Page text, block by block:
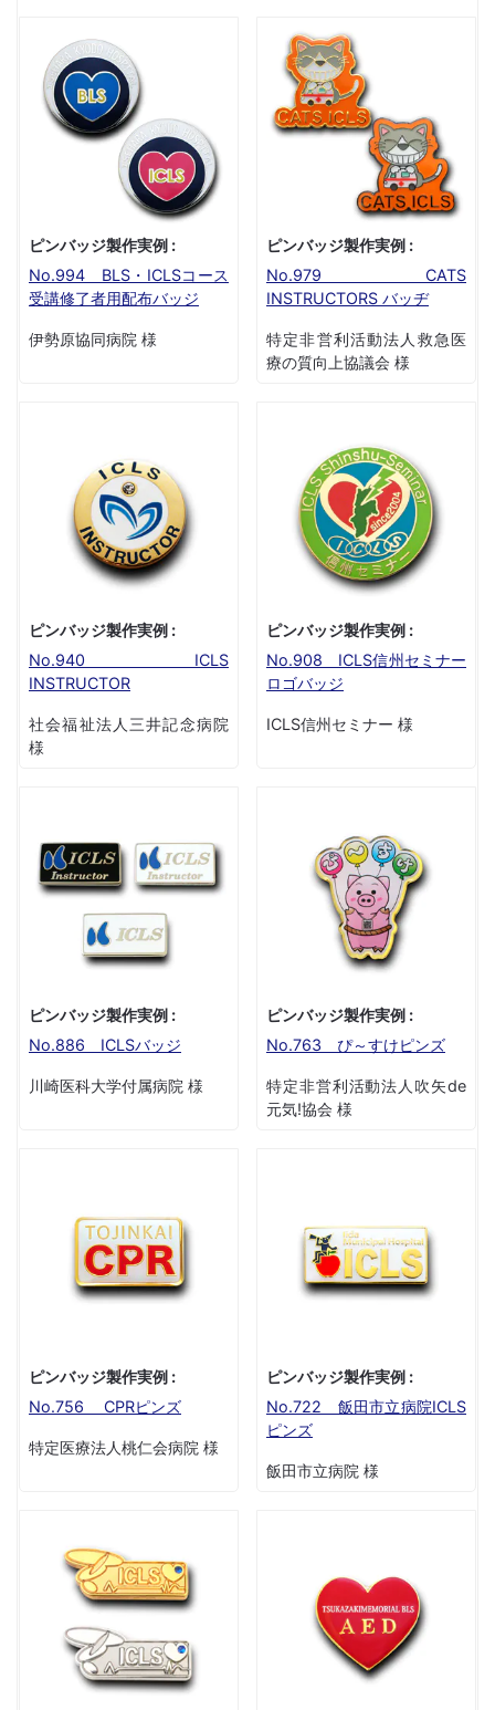
ピンバッジ製作実例 :
No.994 BLS・ICLSコース
受講修了者用配布バッジ
伊勢原協同病院 様
ピンバッジ製作実例 :
No.979 CATS
INSTRUCTORS バッヂ
特定非営利活動法人救急医
療の質向上協議会 様
ピンバッジ製作実例 :
No.940 ICLS
INSTRUCTOR
社会福祉法人三井記念病院
様
ピンバッジ製作実例 :
No.908 ICLS信州セミナー
ロゴバッジ
ICLS信州セミナー 様
ピンバッジ製作実例 :
No.886 ICLSバッジ
川崎医科大学付属病院 様
ピンバッジ製作実例 :
No.763 ぴ～すけピンズ
特定非営利活動法人吹矢de
元気!協会 様
ピンバッジ製作実例 :
No.756 CPRピンズ
特定医療法人桃仁会病院 様
ピンバッジ製作実例 :
No.722 飯田市立病院ICLS
ピンズ
飯田市立病院 様